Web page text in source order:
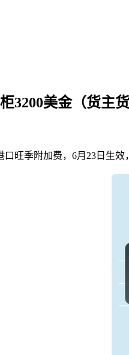
3200美金（货主货
季附加费，6月23日生效，